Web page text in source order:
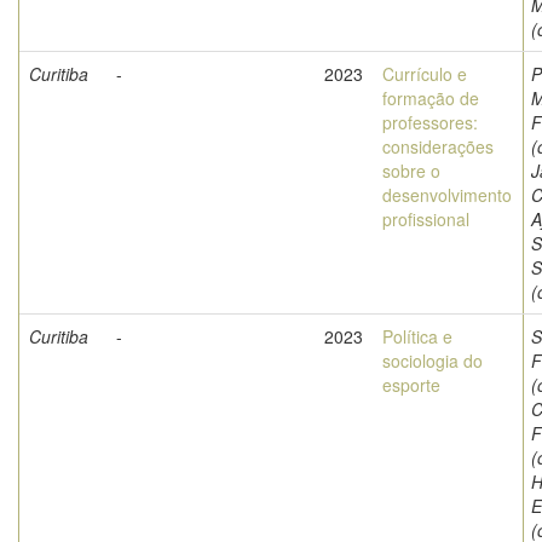
Curitiba
- 2023
Currículo e
formação de
professores:
considerações
sobre o
desenvolvimento
profissional
Curitiba
- 2023
Política e
sociologia do
esporte